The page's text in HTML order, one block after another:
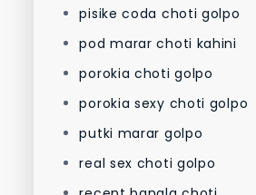
pisike coda choti golpo
pod marar choti kahini
porokia choti golpo
porokia sexy choti golpo
putki marar golpo
real sex choti golpo